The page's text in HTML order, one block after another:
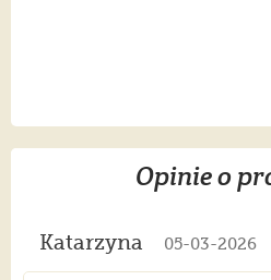
Opinie o
Katarzyna 05-03-2026